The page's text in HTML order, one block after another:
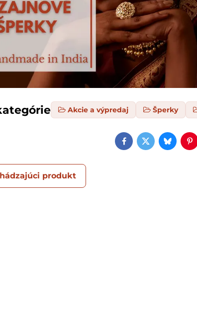
Akcie a výpredaj Šperky
Facebook
Twitter
produkt